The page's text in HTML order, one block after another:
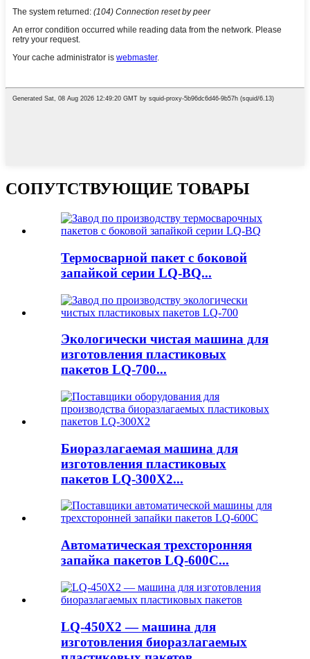
СОПУТСТВУЮЩИЕ ТОВАРЫ
Термосварной пакет с боковой
запайкой серии LQ-BQ...
Экологически чистая машина для
изготовления пластиковых
пакетов LQ-700...
Биоразлагаемая машина для
изготовления пластиковых
пакетов LQ-300X2...
Автоматическая трехсторонняя
запайка пакетов LQ-600C...
LQ-450X2 — машина для
изготовления биоразлагаемых